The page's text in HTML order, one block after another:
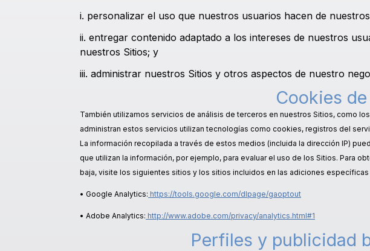
i. personalizar el uso que nuestros usuarios hacen de
ii. entregar contenido adaptado a los intereses de nuestros
nuestros Sitios; y
iii. administrar nuestros Sitios y otros aspectos de nuestro
Cookies
También utilizamos servicios de análisis de terceros en nuestros Sitios, como
administran estos servicios utilizan tecnologías como cookies, registros del
La información recopilada a través de estos medios (incluida la dirección IP)
que utilizan la información, por ejemplo, para evaluar el uso de los Sitios. Para
baja, visite los siguientes sitios y los sitios incluidos en las adiciones específicas
• Google Analytics: https://tools.google.com/dlpage/gaoptout
• Adobe Analytics: http://www.adobe.com/privacy/analytics.html#1
Perfiles y publicidad